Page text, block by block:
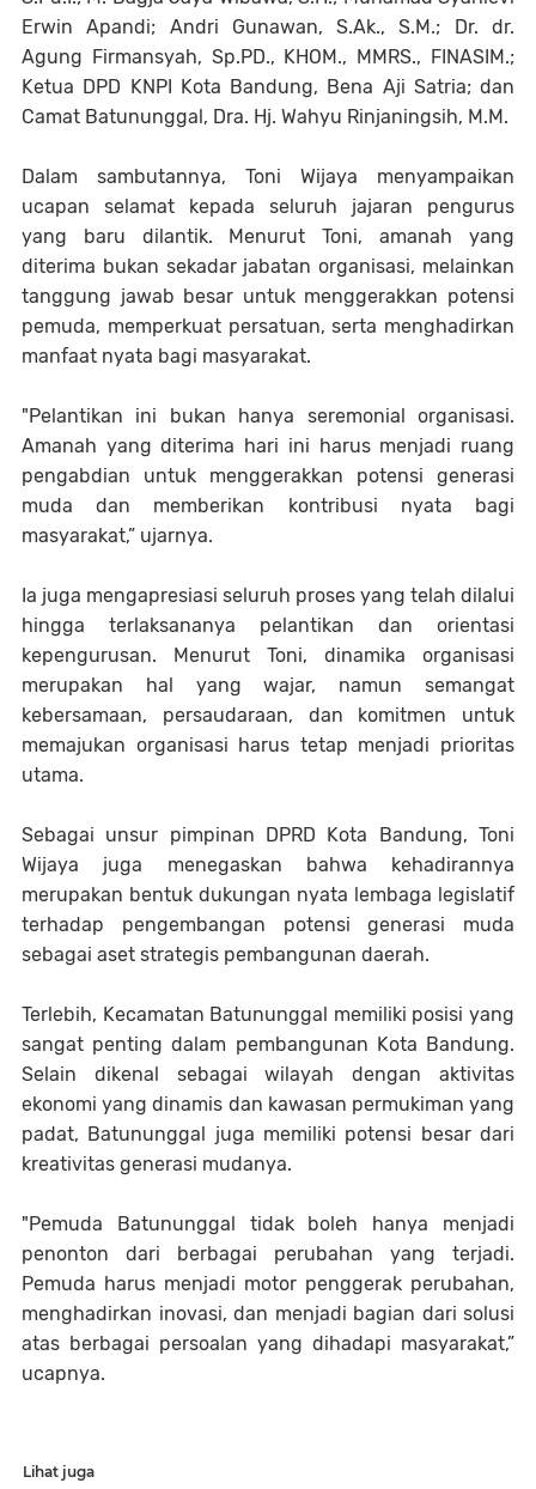
Erwin Apandi; Andri Gunawan, S.Ak., S.M.; Dr. dr.
Agung Firmansyah, Sp.PD., KHOM., MMRS., FINASIM.;
Ketua DPD KNPI Kota Bandung, Bena Aji Satria; dan
Camat Batununggal, Dra. Hj. Wahyu Rinjaningsih, M.M.
Dalam sambutannya, Toni Wijaya menyampaikan
ucapan selamat kepada seluruh jajaran pengurus
yang baru dilantik. Menurut Toni, amanah yang
diterima bukan sekadar jabatan organisasi, melainkan
tanggung jawab besar untuk menggerakkan potensi
pemuda, memperkuat persatuan, serta menghadirkan
manfaat nyata bagi masyarakat.
"Pelantikan ini bukan hanya seremonial organisasi.
Amanah yang diterima hari ini harus menjadi ruang
pengabdian untuk menggerakkan potensi generasi
muda dan memberikan kontribusi nyata bagi
masyarakat,” ujarnya.
Ia juga mengapresiasi seluruh proses yang telah dilalui
hingga terlaksananya pelantikan dan orientasi
kepengurusan. Menurut Toni, dinamika organisasi
merupakan hal yang wajar, namun semangat
kebersamaan, persaudaraan, dan komitmen untuk
memajukan organisasi harus tetap menjadi prioritas
utama.
Sebagai unsur pimpinan DPRD Kota Bandung, Toni
Wijaya juga menegaskan bahwa kehadirannya
merupakan bentuk dukungan nyata lembaga legislatif
terhadap pengembangan potensi generasi muda
sebagai aset strategis pembangunan daerah.
Terlebih, Kecamatan Batununggal memiliki posisi yang
sangat penting dalam pembangunan Kota Bandung.
Selain dikenal sebagai wilayah dengan aktivitas
ekonomi yang dinamis dan kawasan permukiman yang
padat, Batununggal juga memiliki potensi besar dari
kreativitas generasi mudanya.
"Pemuda Batununggal tidak boleh hanya menjadi
penonton dari berbagai perubahan yang terjadi.
Pemuda harus menjadi motor penggerak perubahan,
menghadirkan inovasi, dan menjadi bagian dari solusi
atas berbagai persoalan yang dihadapi masyarakat,”
ucapnya.
Lihat juga